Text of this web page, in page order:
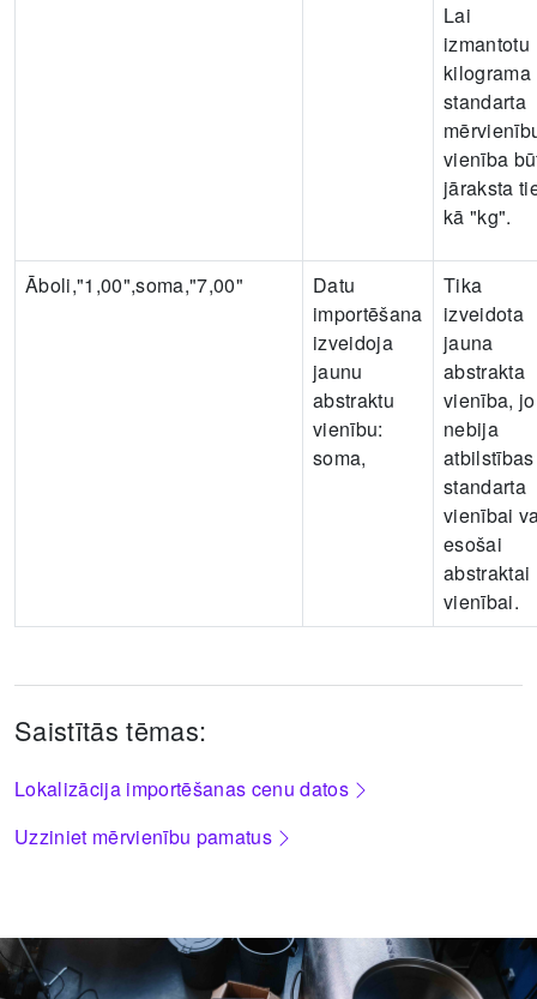
Lai
izmantotu
kilograma
standarta
vienība
jāraksta
kā "kg".
Āboli,"1,00",soma,"7,00"
Datu
importēšana
izveidoja
jaunu
abstraktu
vienību:
soma,
Tika
izveidota
jauna
abstrakta
vienība, jo
nebija
atbilstības
standarta
vienībai
esošai
abstraktai
vienībai.
Saistītās tēmas:
Lokalizācija importēšanas cenu datos
Uzziniet mērvienību pamatus